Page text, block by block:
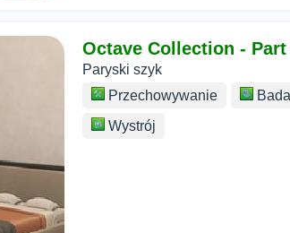
Octave Collection - Part
Paryski szyk
Przechowywanie
Wystrój